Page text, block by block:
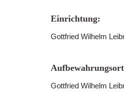
Einrichtung:
Gottfried Wilhelm
Gottfried Wilhelm